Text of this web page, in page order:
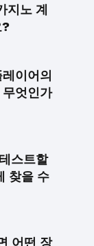
지노 계
?
이어의
엇인가
스트할
찾을 수
어떤 장